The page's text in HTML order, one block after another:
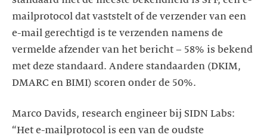
mailprotocol dat vaststelt of de verzender van een
e-mail gerechtigd is te verzenden namens de
vermelde afzender van het bericht – 58% is bekend
met deze standaard. Andere standaarden (DKIM,
DMARC en BIMI) scoren onder de 50%.
Marco Davids, research engineer bij SIDN Labs:
“Het e-mailprotocol is een van de oudste